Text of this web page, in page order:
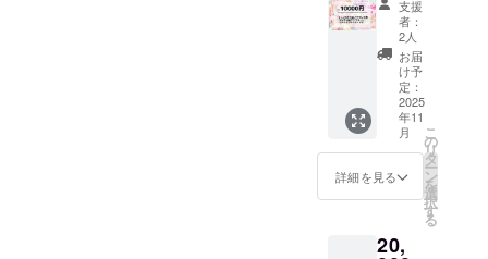
使った
うちわ
をご提
供しま
す。 缶
バッジ
・デザ
イン：
Live2d
立ち絵
径
トＱＲ
コード
Live2d
の立ち
絵を
使った
スマー
トフォ
ン用待
ち受け
絵のア
行公開
最古参
デザイ
ンの
IRIAM
で使え
るアイ
コンリ
ング、
ヘッ
ダー
ファミ
支援
者：
2人
お届
け予
定：
2025
年11
月
詳細を見る
こ
の
リ
タ
ー
ン
を
選
択
す
る
20,